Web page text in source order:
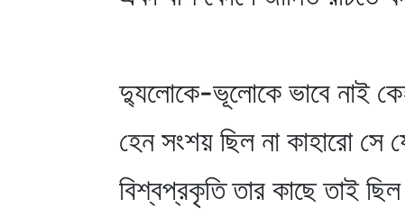
দ্যুলোকে-ভূলোকে ভাবে নাই
হেন সংশয় ছিল না কাহারো
বিশ্বপ্রকৃতি তার কাছে তাই